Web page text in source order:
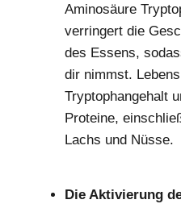
Aminosäure
verringert die
des Essens,
dir nimmst.
Tryptophangehalt
Proteine,
Lachs und Nüsse.
Die Aktivierung